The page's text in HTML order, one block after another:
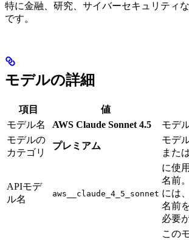
特に金融、研究、サイバーセキュリティ
です。
モデルの詳細
項目 値
モデル名
AWS Claude Sonnet 4.5
モデ
モデルの
カテゴリ
プレミアム
モデ
また
APIモデ
ル名
aws__claude_4_5_sonnet
に使
名前
には
名前
必要
この